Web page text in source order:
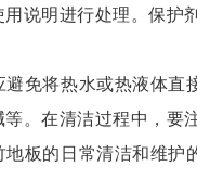
说明进行处理。保护
将热水或热液体直
。在清洁过程中，要
的日常清洁和维护